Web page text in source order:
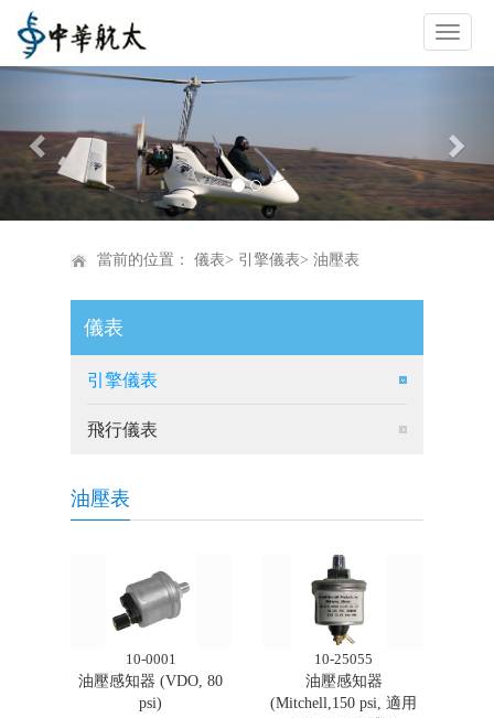
Previous
當前的位置： 儀表> 引擎儀表> 油壓表
儀表
引擎儀表
飛行儀表
油壓表
10-0001
油壓感知器 (VDO, 80
psi)
10-25055
油壓感知器
(Mitchell,150 psi, 適用